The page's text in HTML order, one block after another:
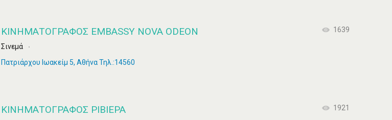
ΚΙΝΗΜΑΤΟΓΡΆΦΟΣ EMBASSY NOVA ODEON
Σινεμά
Πατριάρχου Ιωακείμ 5, Αθήνα Τηλ.:14560
1639
ΚΙΝΗΜΑΤΟΓΡΆΦΟΣ ΡΙΒΙΕΡΑ 1921